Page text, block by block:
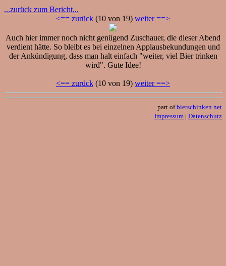
...zurück zum Bericht...
<== zurück (10 von 19) weiter ==>
Auch hier immer noch nicht genügend Zuschauer, die dieser Abend
verdient hätte. So bleibt es bei einzelnen Applausbekundungen und
der Ankündigung, dass man halt einfach "weiter, viel Bier trinken
wird". Gute Idee!
<== zurück (10 von 19) weiter ==>
part ofbierschinken.net
Impressum | Datenschutz